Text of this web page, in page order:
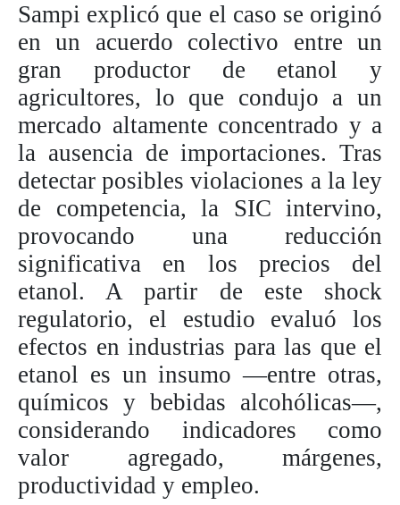
Sampi explicó que el caso se originó
en un acuerdo colectivo entre un
gran productor de etanol y
agricultores, lo que condujo a un
mercado altamente concentrado y a
la ausencia de importaciones. Tras
detectar posibles violaciones a la ley
de competencia, la SIC intervino,
provocando una reducción
significativa en los precios del
etanol. A partir de este shock
regulatorio, el estudio evaluó los
efectos en industrias para las que el
etanol es un insumo —entre otras,
químicos y bebidas alcohólicas—,
considerando indicadores como
valor agregado, márgenes,
productividad y empleo.